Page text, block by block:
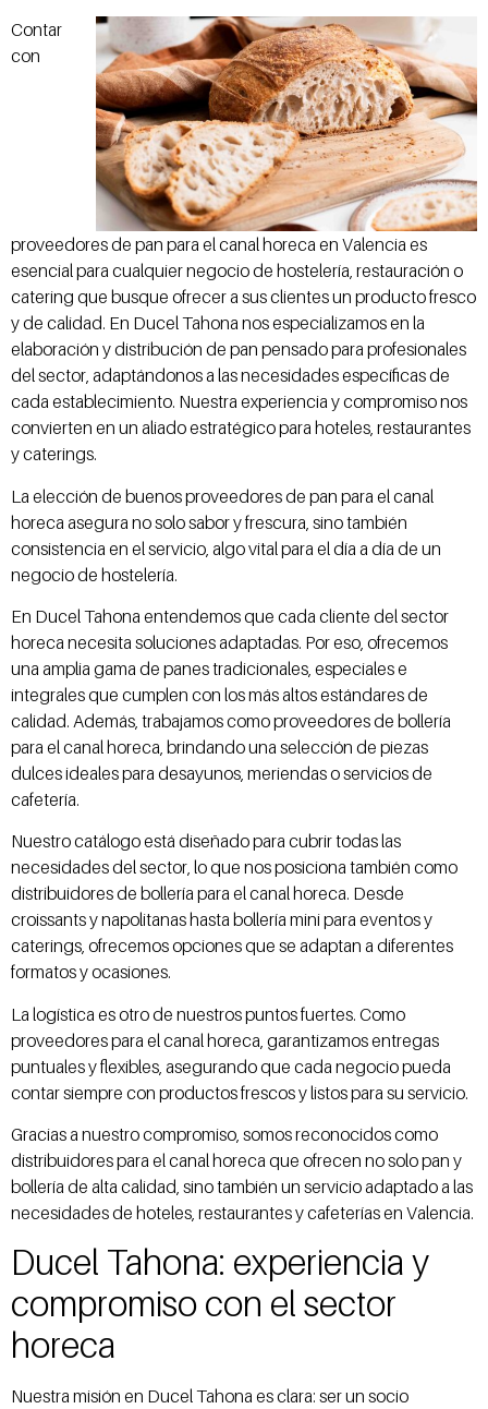
Contar
con
proveedores de pan para el canal horeca en Valencia es
esencial para cualquier negocio de hostelería, restauración o
catering que busque ofrecer a sus clientes un producto fresco
y de calidad. En Ducel Tahona nos especializamos en la
elaboración y distribución de pan pensado para profesionales
del sector, adaptándonos a las necesidades específicas de
cada establecimiento. Nuestra experiencia y compromiso nos
convierten en un aliado estratégico para hoteles, restaurantes
y caterings.
La elección de buenos proveedores de pan para el canal
horeca asegura no solo sabor y frescura, sino también
consistencia en el servicio, algo vital para el día a día de un
negocio de hostelería.
En Ducel Tahona entendemos que cada cliente del sector
horeca necesita soluciones adaptadas. Por eso, ofrecemos
una amplia gama de panes tradicionales, especiales e
integrales que cumplen con los más altos estándares de
calidad. Además, trabajamos como proveedores de bollería
para el canal horeca, brindando una selección de piezas
dulces ideales para desayunos, meriendas o servicios de
cafetería.
Nuestro catálogo está diseñado para cubrir todas las
necesidades del sector, lo que nos posiciona también como
distribuidores de bollería para el canal horeca. Desde
croissants y napolitanas hasta bollería mini para eventos y
caterings, ofrecemos opciones que se adaptan a diferentes
formatos y ocasiones.
La logística es otro de nuestros puntos fuertes. Como
proveedores para el canal horeca, garantizamos entregas
puntuales y flexibles, asegurando que cada negocio pueda
contar siempre con productos frescos y listos para su servicio.
Gracias a nuestro compromiso, somos reconocidos como
distribuidores para el canal horeca que ofrecen no solo pan y
bollería de alta calidad, sino también un servicio adaptado a las
necesidades de hoteles, restaurantes y cafeterías en Valencia.
Ducel Tahona: experiencia y
compromiso con el sector
horeca
Nuestra misión en Ducel Tahona es clara: ser un socio